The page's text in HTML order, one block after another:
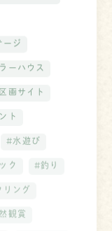
ージ
ーハウス
画サイト
ト
#水遊び
ク #釣り
リング
観賞